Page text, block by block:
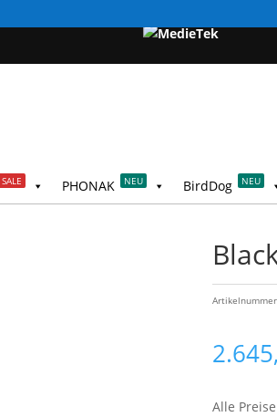
SALE PHONAK NEU BirdDog NEU
Alle